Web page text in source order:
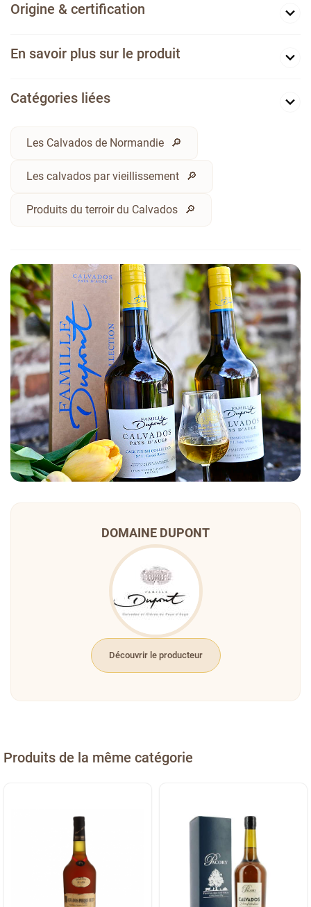
Origine & certification
En savoir plus sur le produit
Catégories liées
Les Calvados de Normandie
Les calvados par vieillissement
Produits du terroir du Calvados
DOMAINE DUPONT
Découvrir le producteur
Produits de la même catégorie